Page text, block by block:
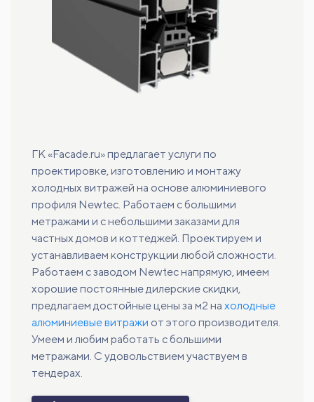
ГК «Facade.ru» предлагает услуги по
проектировке, изготовлению и монтажу
холодных витражей на основе алюминиевого
профиля Newtec. Работаем с большими
метражами и с небольшими заказами для
частных домов и коттеджей. Проектируем и
устанавливаем конструкции любой сложности.
Работаем с заводом Newtec напрямую, имеем
хорошие постоянные дилерские скидки,
предлагаем достойные цены за м2 на холодные
алюминиевые витражи от этого производителя.
Умеем и любим работать с большими
метражами. С удовольствием участвуем в
тендерах.